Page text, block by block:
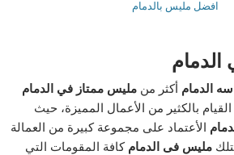
الدمام أكثر منمليس ممتاز في الدمام
بالكثير من الأعمال المميزة، حيث
الأعتماد على مجموعة كبيرة من العمالة
مليس فى الدمام كافة المقومات التي